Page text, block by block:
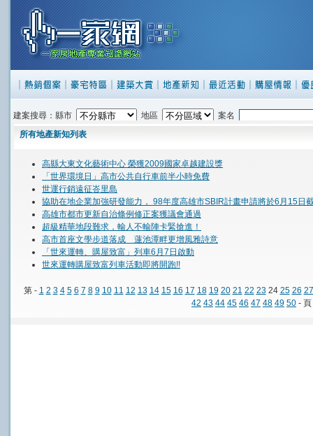
建案搜尋：縣市 地區
案名
所有地產新知列表
高縣大東文化藝術中心 榮獲2009國家卓越建設獎
「世界環境日」高市公共自行車前半小時免費
世運行銷遠征峇里島
協助在地企業加強研發能力， 98年度高雄市SBIR計畫申請將於6月15日
高雄市都市更新自治條例修正案獲議會通過
超級精華地段難求，輸人不輸陣卡緊搶進！
高市首座文學步道落成 蓮池潭畔更增風雅詩意
「世來運轉、購屋致富」列車6月7日啟動
世來運轉購屋致富列車活動即將開跑!!
第 - 1 2 3 4 5 6 7 8 9 10 11 12 13 14 15 16 17 18 19 20 21 22 2324 25 26 27
42 43 44 45 46 47 48 49 50 - 頁